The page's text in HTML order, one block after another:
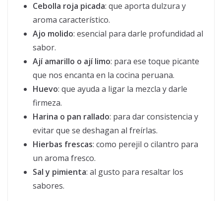
Cebolla roja picada: que aporta dulzura y
aroma característico.
Ajo molido: esencial para darle profundidad al
sabor.
Ají amarillo o ají limo: para ese toque picante
que nos encanta en la cocina peruana.
Huevo: que ayuda a ligar la mezcla y darle
firmeza.
Harina o pan rallado: para dar consistencia y
evitar que se deshagan al freírlas.
Hierbas frescas: como perejil o cilantro para
un aroma fresco.
Sal y pimienta: al gusto para resaltar los
sabores.